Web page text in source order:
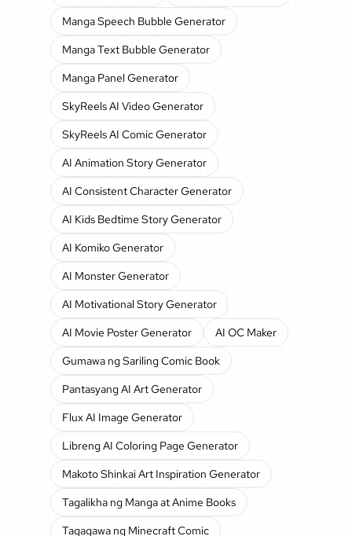
Manga Speech Bubble Generator
Manga Text Bubble Generator
Manga Panel Generator
SkyReels AI Video Generator
SkyReels AI Comic Generator
AI Animation Story Generator
AI Consistent Character Generator
AI Kids Bedtime Story Generator
AI Komiko Generator
AI Monster Generator
AI Motivational Story Generator
AI Movie Poster Generator
AI OC Maker
Gumawa ng Sariling Comic Book
Pantasyang AI Art Generator
Flux AI Image Generator
Libreng AI Coloring Page Generator
Makoto Shinkai Art Inspiration Generator
Tagalikha ng Manga at Anime Books
Tagagawa ng Minecraft Comic